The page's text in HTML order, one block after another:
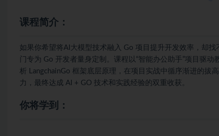
课程简介：
如果你希望将AI大模型技术融入 Go 项目提升开发效率，却
门专为 Go 开发者量身定制。课程以“智能办公助手”项目驱
析 LangchainGo 框架底层原理，在项目实战中循序渐进的拔
力，最终达成 AI + GO 技术和实践经验的双重收获。
你将学到：